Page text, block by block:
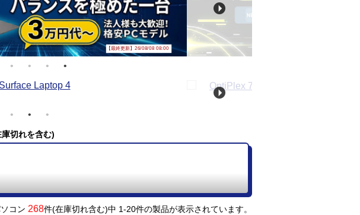
【最終更新】26/08/08 08:00
切れを含む)
コン 268件(在庫切れ含む)中 1-20件の製品が表示されています。